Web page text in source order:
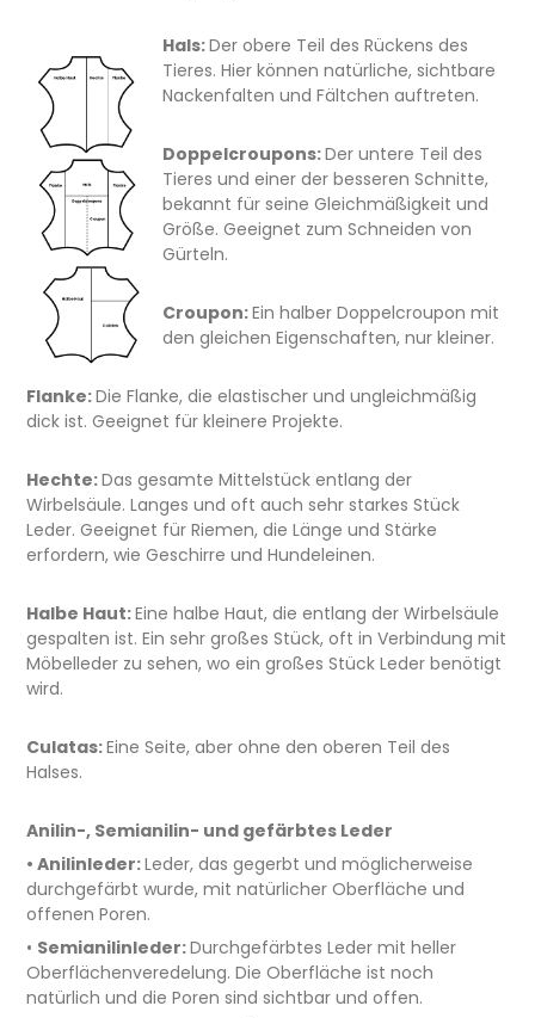
Hals:Der obere Teil des Rückens des
Tieres. Hier können natürliche, sichtbare
Nackenfalten und Fältchen auftreten.
Doppelcroupons:Der untere Teil des
Tieres und einer der besseren Schnitte,
bekannt für seine Gleichmäßigkeit und
Größe. Geeignet zum Schneiden von
Gürteln.
Croupon:Ein halber Doppelcroupon mit
den gleichen Eigenschaften, nur kleiner.
Flanke:Die Flanke, die elastischer und ungleichmäßig
dick ist. Geeignet für kleinere Projekte.
Hechte:Das gesamte Mittelstück entlang der
Wirbelsäule. Langes und oft auch sehr starkes Stück
Leder. Geeignet für Riemen, die Länge und Stärke
erfordern, wie Geschirre und Hundeleinen.
Halbe Haut:Eine halbe Haut, die entlang der Wirbelsäule
gespalten ist. Ein sehr großes Stück, oft in Verbindung mit
Möbelleder zu sehen, wo ein großes Stück Leder benötigt
wird.
Culatas:Eine Seite, aber ohne den oberen Teil des
Halses.
Anilin-, Semianilin- und gefärbtes Leder
• Anilinleder:Leder, das gegerbt und möglicherweise
durchgefärbt wurde, mit natürlicher Oberfläche und
offenen Poren.
• Semianilinleder:Durchgefärbtes Leder mit heller
Oberflächenveredelung. Die Oberfläche ist noch
natürlich und die Poren sind sichtbar und offen.